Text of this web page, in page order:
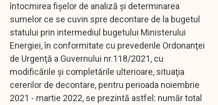
întocmirea fişelor de analiză şi determinarea
sumelor ce se cuvin spre decontare de la bugetul
statului prin intermediul bugetului Ministerului
Energiei, în conformitate cu prevederile Ordonanţei
de Urgenţă a Guvernului nr.118/2021, cu
modificările şi completările ulterioare, situaţia
cererilor de decontare, pentru perioada noiembrie
2021 - martie 2022, se prezintă astfel: număr total